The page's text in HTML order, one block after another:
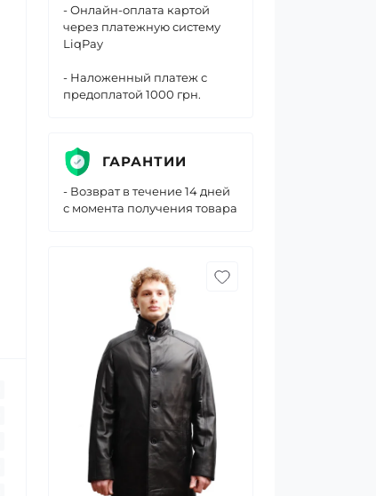
- Онлайн-оплата картой
через платежную систему
LiqPay
- Наложенный платеж с
предоплатой 1000 грн.
ГАРАНТИИ
- Возврат в течение 14 дней
с момента получения товара